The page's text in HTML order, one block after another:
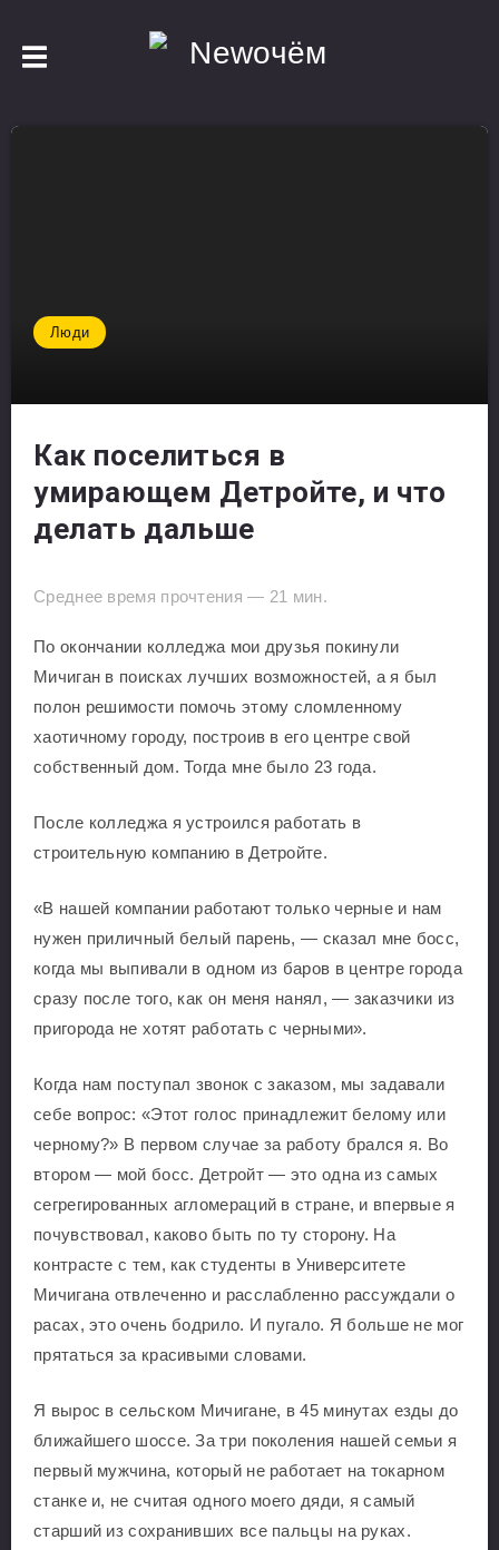
Люди
Как поселиться в
умирающем Детройте, и что
делать дальше
Среднее время прочтения — 21 мин.
По окончании колледжа мои друзья покинули
Мичиган в поисках лучших возможностей, а я был
полон решимости помочь этому сломленному
хаотичному городу, построив в его центре свой
собственный дом. Тогда мне было 23 года.
После колледжа я устроился работать в
строительную компанию в Детройте.
«В нашей компании работают только черные и нам
нужен приличный белый парень, — сказал мне босс,
когда мы выпивали в одном из баров в центре города
сразу после того, как он меня нанял, — заказчики из
пригорода не хотят работать с черными».
Когда нам поступал звонок с заказом, мы задавали
себе вопрос: «Этот голос принадлежит белому или
черному?» В первом случае за работу брался я. Во
втором — мой босс. Детройт — это одна из самых
сегрегированных агломераций в стране, и впервые я
почувствовал, каково быть по ту сторону. На
контрасте с тем, как студенты в Университете
Мичигана отвлеченно и расслабленно рассуждали о
расах, это очень бодрило. И пугало. Я больше не мог
прятаться за красивыми словами.
Я вырос в сельском Мичигане, в 45 минутах езды до
ближайшего шоссе. За три поколения нашей семьи я
первый мужчина, который не работает на токарном
станке и, не считая одного моего дяди, я самый
старший из сохранивших все пальцы на руках.